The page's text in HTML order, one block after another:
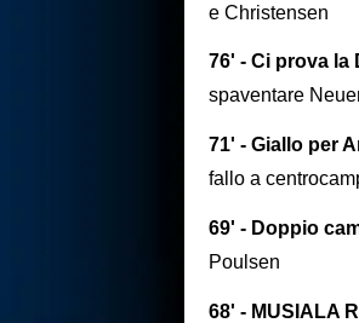
e Christensen
76' - Ci prova la
spaventare
71' - Giallo per
fallo a
69' - Doppio
Poulsen
68' - MUSIALA